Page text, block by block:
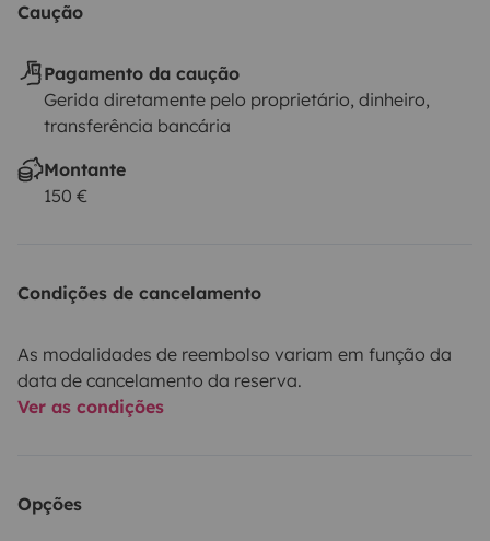
Caução
Pagamento da caução
Gerida diretamente pelo proprietário, dinheiro,
transferência bancária
Montante
150 €
Condições de cancelamento
As modalidades de reembolso variam em função da
data de cancelamento da reserva.
Ver as condições
Opções